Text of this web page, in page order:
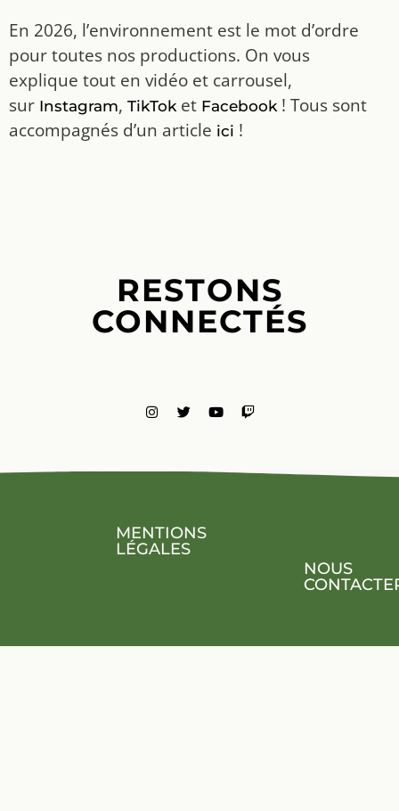
En 2026, l’environnement est le mot d’ordre
pour toutes nos productions. On vous
explique tout en vidéo et carrousel,
sur Instagram, TikToket Facebook! Tous sont
accompagnés d’un article ici !
RESTONS
CONNECTÉS
MENTIONS
LÉGALES
NOUS